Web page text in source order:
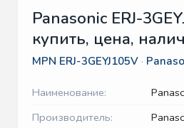
Panasonic ERJ-
купить, цена,
MPN ERJ-3GEYJ105V ·
Наименование:
Производитель: